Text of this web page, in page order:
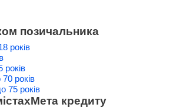
позичальника
років
років
років
75 років
Мета кредиту